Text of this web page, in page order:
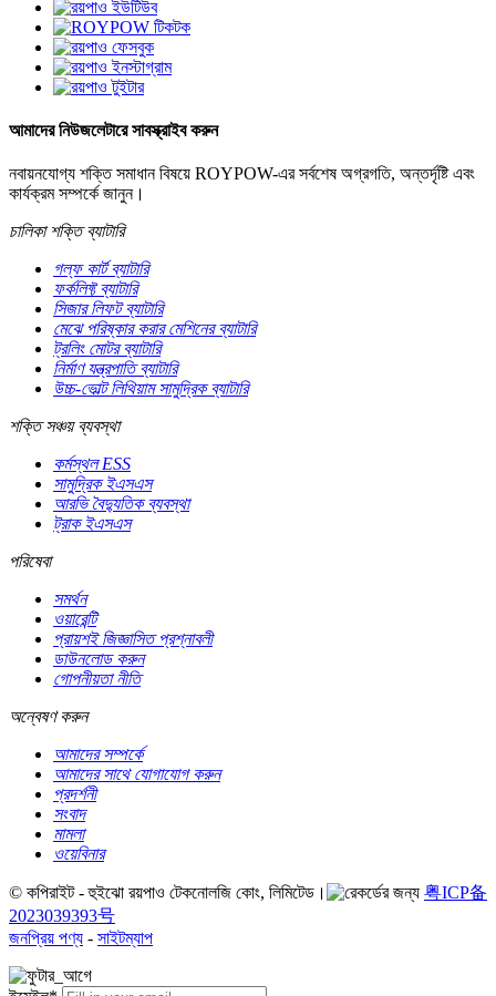
আমাদের নিউজলেটারে সাবস্ক্রাইব করুন
নবায়নযোগ্য শক্তি সমাধান বিষয়ে ROYPOW-এর সর্বশেষ অগ্রগতি, অন্তর্দৃষ্টি এবং
কার্যক্রম সম্পর্কে জানুন।
চালিকা শক্তি ব্যাটারি
গল্ফ কার্ট ব্যাটারি
ফর্কলিফ্ট ব্যাটারি
সিজার লিফট ব্যাটারি
মেঝে পরিষ্কার করার মেশিনের ব্যাটারি
ট্রলিং মোটর ব্যাটারি
নির্মাণ যন্ত্রপাতি ব্যাটারি
উচ্চ-ভোল্ট লিথিয়াম সামুদ্রিক ব্যাটারি
শক্তি সঞ্চয় ব্যবস্থা
কর্মস্থল ESS
সামুদ্রিক ইএসএস
আরভি বৈদ্যুতিক ব্যবস্থা
ট্রাক ইএসএস
পরিষেবা
সমর্থন
ওয়ারেন্টি
প্রায়শই জিজ্ঞাসিত প্রশ্নাবলী
ডাউনলোড করুন
গোপনীয়তা নীতি
অন্বেষণ করুন
আমাদের সম্পর্কে
আমাদের সাথে যোগাযোগ করুন
প্রদর্শনী
সংবাদ
মামলা
ওয়েবিনার
© কপিরাইট - হুইঝো রয়পাও টেকনোলজি কোং, লিমিটেড।
粤ICP备
2023039393号
জনপ্রিয় পণ্য - সাইটম্যাপ